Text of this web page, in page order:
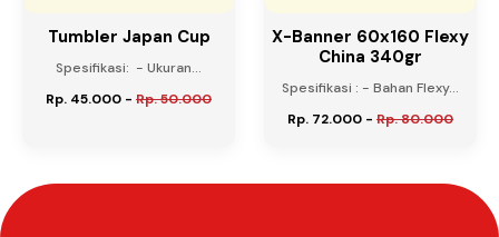
Tumbler Japan Cup
Spesifikasi: - Ukuran...
Rp. 45.000 - Rp. 50.000
X-Banner 60x160 Flexy
China 340gr
Spesifikasi : - Bahan Flexy...
Rp. 72.000 - Rp. 80.000